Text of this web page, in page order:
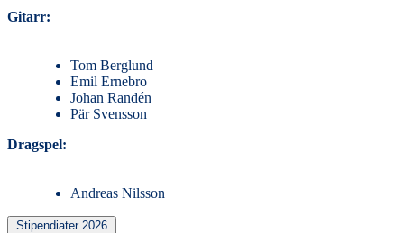
Gitarr:
Tom Berglund
Emil Ernebro
Johan Randén
Pär Svensson
Dragspel:
Andreas Nilsson
Stipendiater 2026